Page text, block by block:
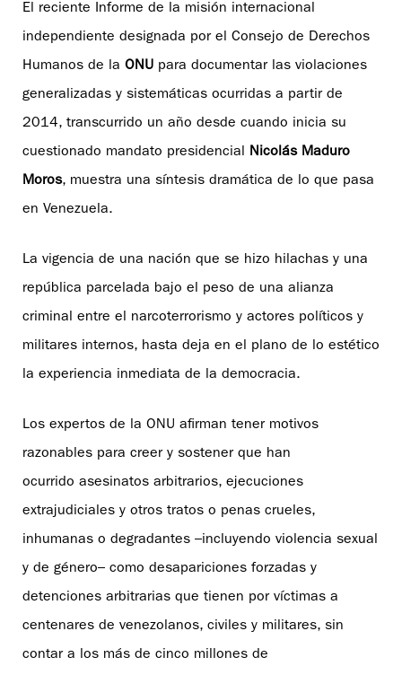
El reciente Informe de la misión internacional
independiente designada por el Consejo de Derechos
Humanos de la ONU para documentar las violaciones
generalizadas y sistemáticas ocurridas a partir de
2014, transcurrido un año desde cuando inicia su
cuestionado mandato presidencial Nicolás Maduro
Moros, muestra una síntesis dramática de lo que pasa
en Venezuela.
La vigencia de una nación que se hizo hilachas y una
república parcelada bajo el peso de una alianza
criminal entre el narcoterrorismo y actores políticos y
militares internos, hasta deja en el plano de lo estético
la experiencia inmediata de la democracia.
Los expertos de la ONU afirman tener motivos
razonables para creer y sostener que han
ocurrido asesinatos arbitrarios, ejecuciones
extrajudiciales y otros tratos o penas crueles,
inhumanas o degradantes –incluyendo violencia sexual
y de género– como desapariciones forzadas y
detenciones arbitrarias que tienen por víctimas a
centenares de venezolanos, civiles y militares, sin
contar a los más de cinco millones de